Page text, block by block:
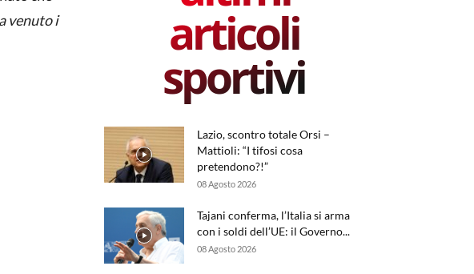
venuto i
articoli
sportivi
Lazio, scontro totale Orsi –
Mattioli: “I tifosi cosa
pretendono?!”
08 Agosto 2026
Tajani conferma, l’Italia si arma
con i soldi dell’UE: il Governo...
08 Agosto 2026